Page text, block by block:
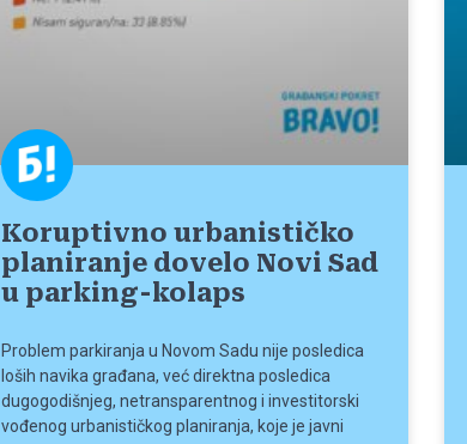
Koruptivno urbanističko
planiranje dovelo Novi Sad
u parking-kolaps
Problem parkiranja u Novom Sadu nije posledica
loših navika građana, već direktna posledica
dugogodišnjeg, netransparentnog i investitorski
vođenog urbanističkog planiranja, koje je javni